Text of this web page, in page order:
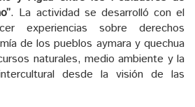
. La actividad se desarrolló con el
experiencias sobre derechos
de los pueblos aymara y quechua
naturales, medio ambiente y la
desde la visión de las